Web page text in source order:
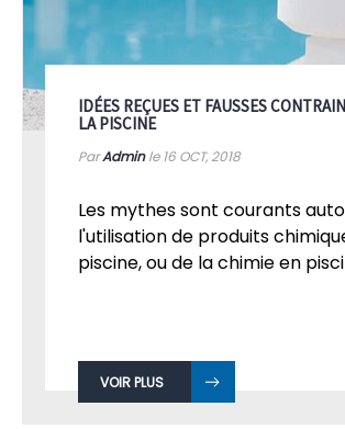
IDÉES REÇUES ET FAUSSES
LA PISCINE
ParAdminle 16 OCT, 2018
Les mythes sont courants
l'utilisation de produits
piscine, ou de la chimie en
VOIR PLUS